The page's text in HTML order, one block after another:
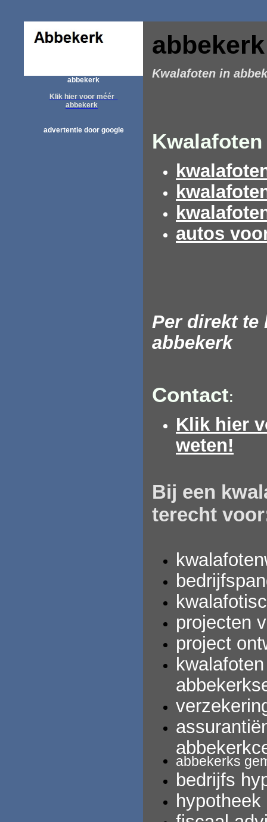
abbekerk
Klik hier voor méér
abbekerk
advertentie door google
abbekerk
Kwalafoten in
autos
Per direkt te
abbekerk
Contact:
Klik hier
weten!
Bij een
terecht
projecten
project
abbekerks
bedrijfs